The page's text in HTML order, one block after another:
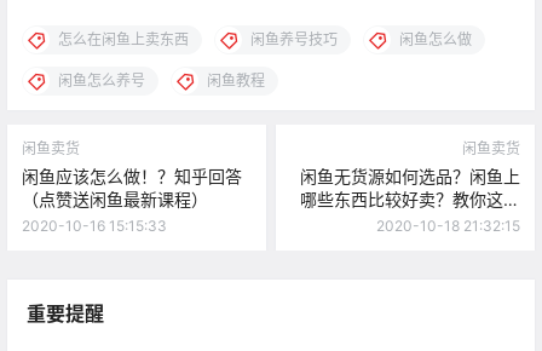
怎么在闲鱼上卖东西 闲鱼养号技巧 闲鱼怎么做
闲鱼怎么养号 闲鱼教程
闲鱼卖货
闲鱼应该怎么做！？知乎回答
（点赞送闲鱼最新课程）
2020-10-16 15:15:33
闲鱼卖货
闲鱼无货源如何选品？闲鱼上
哪些东西比较好卖？教你这样
找爆款
2020-10-18 21:32:15
重要提醒